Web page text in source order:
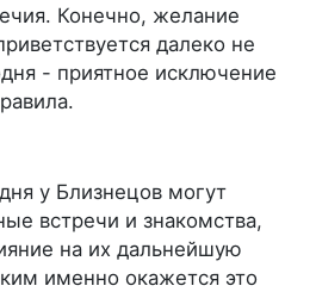
Конечно, желание
далеко не
- приятное исключение
у Близнецов могут
встречи и знакомства,
на их дальнейшую
именно окажется это